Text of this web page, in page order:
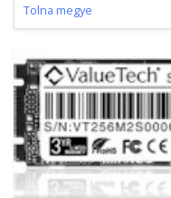
Tolna megye